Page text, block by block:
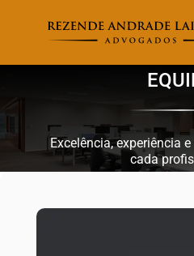
Excelência, experiência
cada